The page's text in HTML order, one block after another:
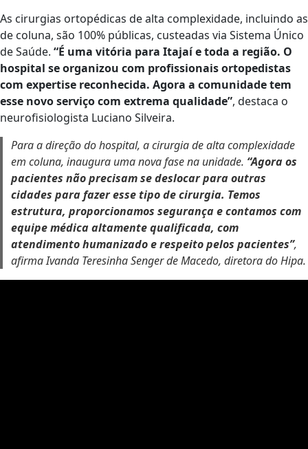
As cirurgias ortopédicas de alta complexidade, incluindo as
de coluna, são 100% públicas, custeadas via Sistema Único
de Saúde. “É uma vitória para Itajaí e toda a região. O
hospital se organizou com profissionais ortopedistas
com expertise reconhecida. Agora a comunidade tem
esse novo serviço com extrema qualidade”, destaca o
neurofisiologista Luciano Silveira.
Para a direção do hospital, a cirurgia de alta complexidade
em coluna, inaugura uma nova fase na unidade. “Agora os
pacientes não precisam se deslocar para outras
cidades para fazer esse tipo de cirurgia. Temos
estrutura, proporcionamos segurança e contamos com
equipe médica altamente qualificada, com
atendimento humanizado e respeito pelos pacientes”,
afirma Ivanda Teresinha Senger de Macedo, diretora do Hipa.